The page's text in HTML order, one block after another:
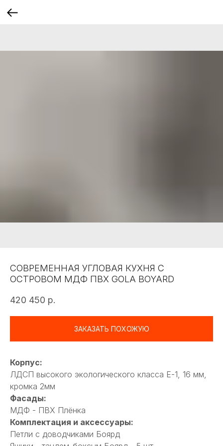
СОВРЕМЕННАЯ УГЛОВАЯ КУХНЯ С
ОСТРОВОМ МДФ ПВХ GOLA BOYARD
420 450 р.
ЗАКАЗАТЬ ПОХОЖУЮ
Корпус:
ЛДСП высокого экологического класса Е-1, 16 мм,
кромка 2мм
Фасады:
МДФ - ПВХ Плёнка
Комплектация и аксессуары:
Петли с доводчиками Боярд